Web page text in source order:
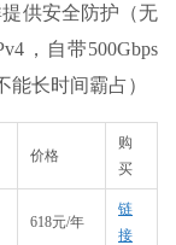
供安全防护（无
，自带500Gbps
长时间霸占）
价格
购
买
618元/年
链
接